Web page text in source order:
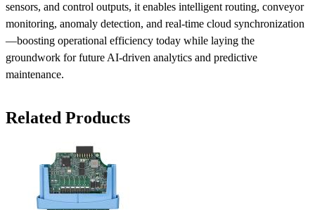
sensors, and control outputs, it enables intelligent routing, conveyor
monitoring, anomaly detection, and real-time cloud synchronization
—boosting operational efficiency today while laying the
groundwork for future AI-driven analytics and predictive
maintenance.
Related Products